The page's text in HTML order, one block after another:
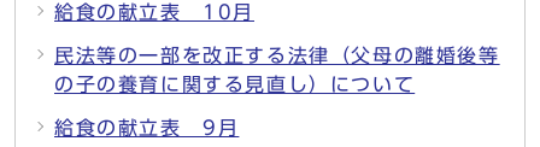
給食の献立表 10月
民法等の一部を改正する法律（父母の離婚後等
の子の養育に関する見直し）について
給食の献立表 9月